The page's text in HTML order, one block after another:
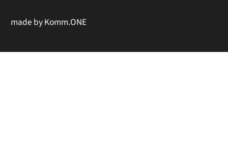
made byKomm.ONE